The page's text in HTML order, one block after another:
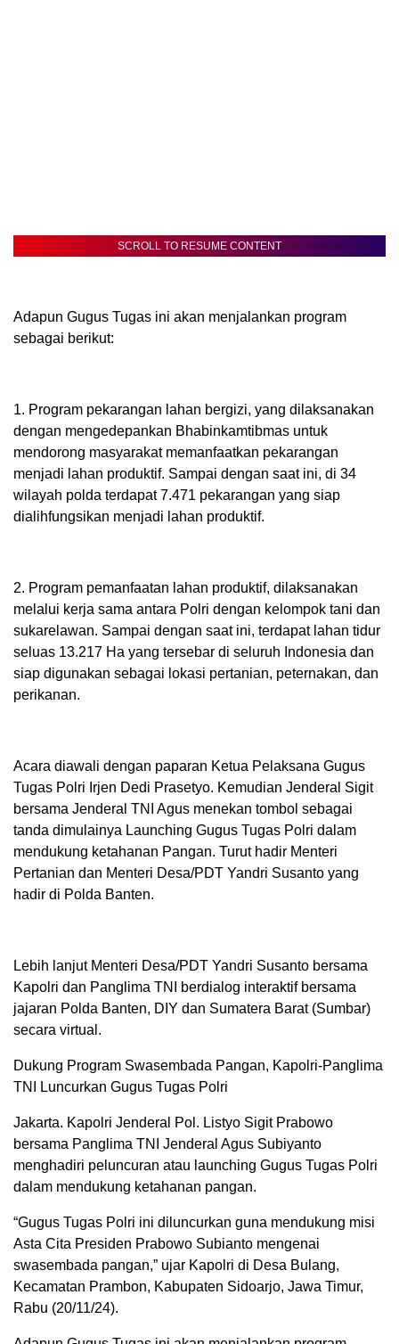
SCROLL TO RESUME CONTENT
Adapun Gugus Tugas ini akan menjalankan program
sebagai berikut:
1. Program pekarangan lahan bergizi, yang dilaksanakan
dengan mengedepankan Bhabinkamtibmas untuk
mendorong masyarakat memanfaatkan pekarangan
menjadi lahan produktif. Sampai dengan saat ini, di 34
wilayah polda terdapat 7.471 pekarangan yang siap
dialihfungsikan menjadi lahan produktif.
2. Program pemanfaatan lahan produktif, dilaksanakan
melalui kerja sama antara Polri dengan kelompok tani dan
sukarelawan. Sampai dengan saat ini, terdapat lahan tidur
seluas 13.217 Ha yang tersebar di seluruh Indonesia dan
siap digunakan sebagai lokasi pertanian, peternakan, dan
perikanan.
Acara diawali dengan paparan Ketua Pelaksana Gugus
Tugas Polri Irjen Dedi Prasetyo. Kemudian Jenderal Sigit
bersama Jenderal TNI Agus menekan tombol sebagai
tanda dimulainya Launching Gugus Tugas Polri dalam
mendukung ketahanan Pangan. Turut hadir Menteri
Pertanian dan Menteri Desa/PDT Yandri Susanto yang
hadir di Polda Banten.
Lebih lanjut Menteri Desa/PDT Yandri Susanto bersama
Kapolri dan Panglima TNI berdialog interaktif bersama
jajaran Polda Banten, DIY dan Sumatera Barat (Sumbar)
secara virtual.
Dukung Program Swasembada Pangan, Kapolri-Panglima
TNI Luncurkan Gugus Tugas Polri
Jakarta. Kapolri Jenderal Pol. Listyo Sigit Prabowo
bersama Panglima TNI Jenderal Agus Subiyanto
menghadiri peluncuran atau launching Gugus Tugas Polri
dalam mendukung ketahanan pangan.
“Gugus Tugas Polri ini diluncurkan guna mendukung misi
Asta Cita Presiden Prabowo Subianto mengenai
swasembada pangan,” ujar Kapolri di Desa Bulang,
Kecamatan Prambon, Kabupaten Sidoarjo, Jawa Timur,
Rabu (20/11/24).